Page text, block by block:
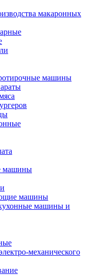
макаронных
машины
машины
машины
машины и
механического